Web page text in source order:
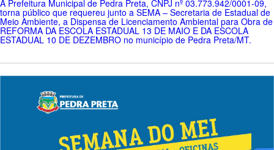
A Prefeitura Municipal de Pedra Preta, CNPJ nº 03.773.942/0001-09,
torna público que requereu junto a SEMA – Secretaria de Estadual de
Meio Ambiente, a Dispensa de Licenciamento Ambiental para Obra de
REFORMA DA ESCOLA ESTADUAL 13 DE MAIO E DA ESCOLA
ESTADUAL 10 DE DEZEMBRO no município de Pedra Preta/MT.